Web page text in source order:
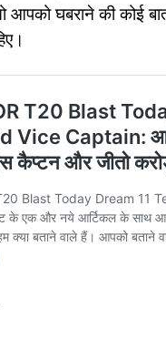
आपको घबराने की कोई